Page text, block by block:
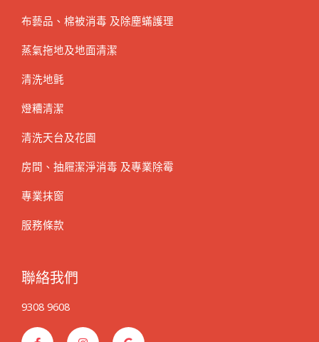
布藝品、棉被消毒 及除塵蟎護理
蒸氣拖地及地面清潔
清洗地氈
燈糟清潔
清洗天台及花園
房間、抽屜潔淨消毒 及專業除霉
專業抹窗
服務條款
聯絡我們
9308 9608
F
I G